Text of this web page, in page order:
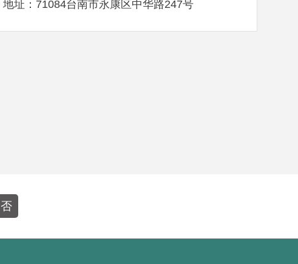
地址：71084台南市永康区中华路247号
否